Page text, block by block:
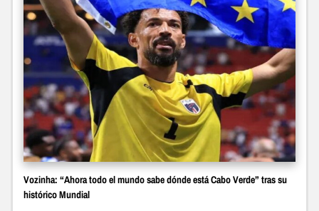
Vozinha: “Ahora todo el mundo sabe dónde está Cabo Verde” tras su
histórico Mundial